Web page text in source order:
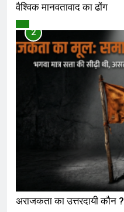
वैश्विक मानवतावाद का ढोंग
2
अराजकता का उत्तरदायी कौन ?